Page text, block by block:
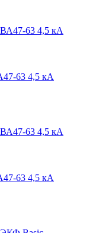
63 4,5 кА
63 4,5 кА